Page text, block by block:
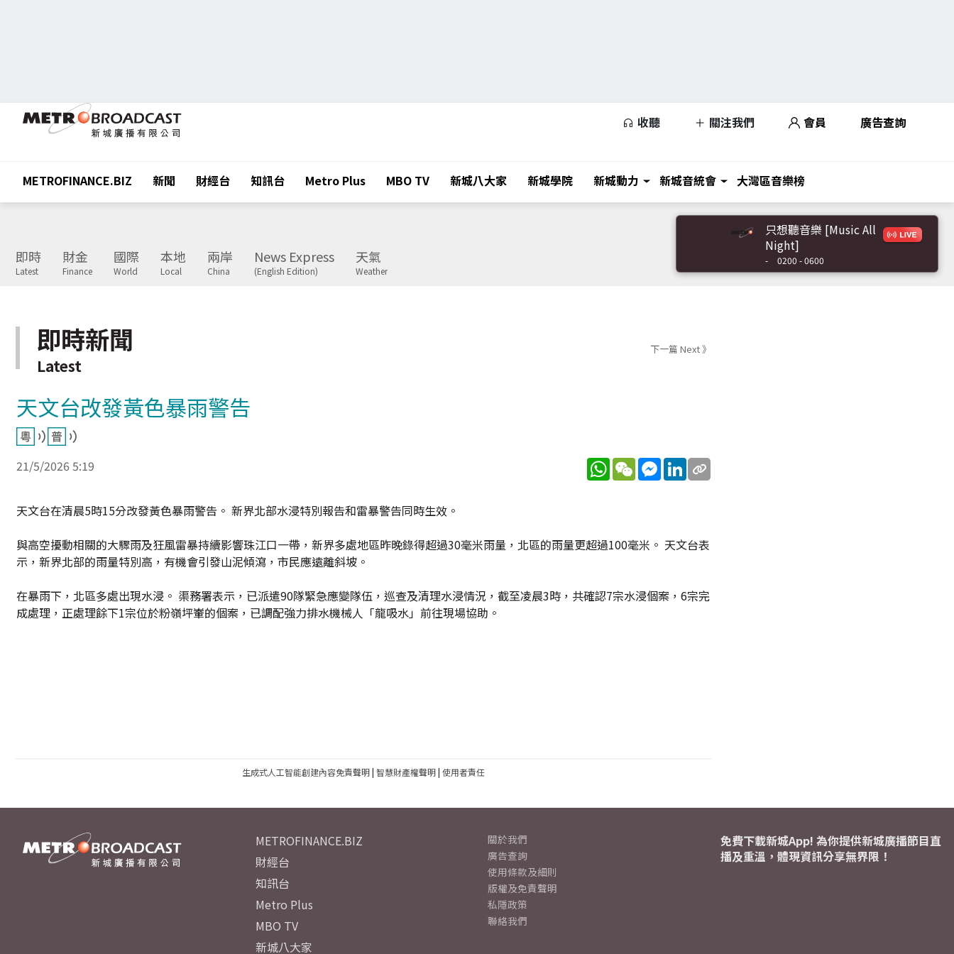
收聽 關注我們 會員 廣告查詢
METROFINANCE.BIZ 新聞 財經台 知訊台 Metro Plus MBO TV 新城八大家 新城學院 新城動力 新城音統會 大灣區音樂榜
即時
Latest
財金
Finance
國際
World
本地
Local
兩岸
China
News Express
(English Edition)
天氣
Weather
只想聽音樂 [Music All
Night]
- 0200 - 0600
即時新聞
Latest
下一篇 Next 》
天文台改發黃色暴雨警告
21/5/2026 5:19 WhatsApp
WeChatMessenger
LinkedIn
天文台在清晨5時15分改發黃色暴雨警告。 新界北部水浸特別報告和雷暴警告同時生效。
與高空擾動相關的大驟雨及狂風雷暴持續影響珠江口一帶，新界多處地區昨晚錄得超過30毫米雨量，北區的雨量更超過100毫米。 天文台表
示，新界北部的雨量特別高，有機會引發山泥傾瀉，市民應遠離斜坡。
在暴雨下，北區多處出現水浸。 渠務署表示，已派遣90隊緊急應變隊伍，巡查及清理水浸情況，截至凌晨3時，共確認7宗水浸個案，6宗完
成處理，正處理餘下1宗位於粉嶺坪輋的個案，已調配強力排水機械人「龍吸水」前往現場協助。
生成式人工智能創建內容免責聲明| 智慧財產權聲明| 使用者責任
METROFINANCE.BIZ
財經台
知訊台
Metro Plus
MBO TV
新城八大家
關於我們
廣告查詢
使用條款及細則
版權及免責聲明
私隱政策
聯絡我們
免費下載新城App! 為你提供新城廣播節目直
播及重溫，體現資訊分享無界限！